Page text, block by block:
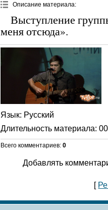
Описание материала:
Выступление
меня отсюда».
Язык: Русский
Длительность материала:
Всего комментариев: 0
Добавлять
[